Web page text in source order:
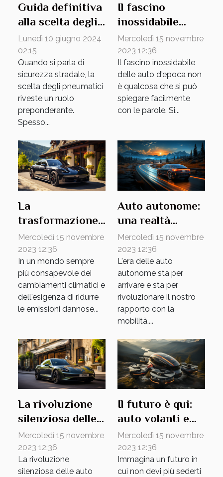
Guida definitiva
alla scelta degli
pneumatici per
ogni stagione:
cosa
considerare per
la massima
sicurezza e
performance
Lunedì 10 giugno 2024
02:15
Quando si parla di
sicurezza stradale, la
scelta degli pneumatici
riveste un ruolo
preponderante.
Spesso...
Il fascino
inossidabile
delle auto
d'epoca
Mercoledì 15 novembre
2023 12:36
Il fascino inossidabile
delle auto d'epoca non
è qualcosa che si può
spiegare facilmente
con le parole. Si...
La
trasformazione
verde: i veicoli
elettrici al posto
della benzina
Mercoledì 15 novembre
2023 12:36
In un mondo sempre
più consapevole dei
cambiamenti climatici e
dell'esigenza di ridurre
le emissioni dannose...
Auto autonome:
una realtà
imminente
Mercoledì 15 novembre
2023 12:36
L'era delle auto
autonome sta per
arrivare e sta per
rivoluzionare il nostro
rapporto con la
mobilità....
La rivoluzione
silenziosa delle
auto elettriche
Mercoledì 15 novembre
2023 12:36
La rivoluzione
silenziosa delle auto
Il futuro è qui:
auto volanti e
come
cambieranno la
mobilità
Mercoledì 15 novembre
2023 12:36
Immagina un futuro in
cui non devi più sederti